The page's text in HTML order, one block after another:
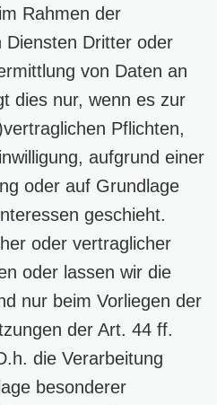
Rahmen der
Diensten Dritter oder
von Daten an
dies nur, wenn es zur
Pflichten,
aufgrund einer
oder auf Grundlage
geschieht.
oder vertraglicher
oder lassen wir die
nur beim Vorliegen der
der Art. 44 ff.
die Verarbeitung
besonderer